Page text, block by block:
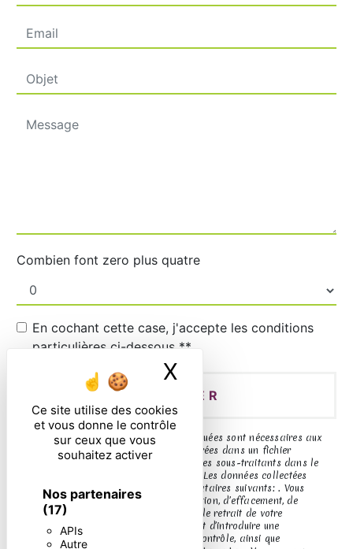
Ce site utilise des cookies
et vous donne le contrôle
sur ceux que vous
souhaitez activer
Nos partenaires
(17)
APIs
Autre
X
Combien font zero plus quatre
En cochant cette case, j'accepte les conditions
particulières ci-dessous **
ENVOYER
** Les données personnelles communiquées sont nécessaires aux
fins de vous contacter et sont enregistrées dans un fichier
informatisé. Elles sont destinées à et ses sous-traitants dans le
seul but de répondre à votre message. Les données collectées
seront communiquées aux seuls destinataires suivants: . Vous
disposez de droits d’accès, de rectification, d’effacement, de
portabilité, de limitation, d’opposition, de retrait de votre
consentement à tout moment et du droit d’introduire une
réclamation auprès d’une autorité de contrôle, ainsi que